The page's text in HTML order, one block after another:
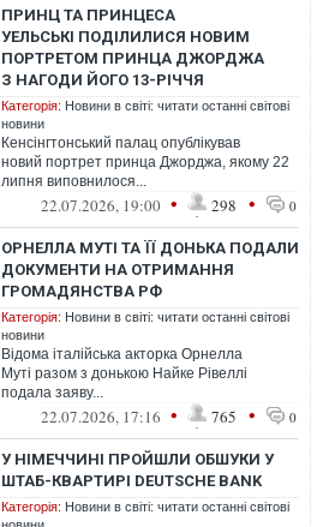
ПРИНЦ ТА ПРИНЦЕСА
УЕЛЬСЬКІ ПОДІЛИЛИСЯ НОВИМ
ПОРТРЕТОМ ПРИНЦА ДЖОРДЖА
З НАГОДИ ЙОГО 13-РІЧЧЯ
Категорія: Новини в світі: читати останні світові
новини
Кенсінгтонський палац опублікував
новий портрет принца Джорджа, якому 22
липня виповнилося...
22.07.2026, 19:00 • 298 • 0
ОРНЕЛЛА МУТІ ТА ЇЇ ДОНЬКА ПОДАЛИ
ДОКУМЕНТИ НА ОТРИМАННЯ
ГРОМАДЯНСТВА РФ
Категорія: Новини в світі: читати останні світові
новини
Відома італійська акторка Орнелла
Муті разом з донькою Найке Рівеллі
подала заяву...
22.07.2026, 17:16 • 765 • 0
У НІМЕЧЧИНІ ПРОЙШЛИ ОБШУКИ У
ШТАБ-КВАРТИРІ DEUTSCHE BANK
Категорія: Новини в світі: читати останні світові